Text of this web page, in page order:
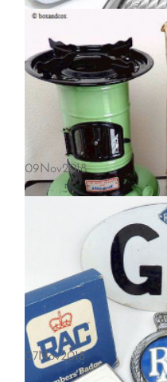
当時物のWIPAC／ワイパック リ
ガラスレンズデザインの
シカルなデザイン Brass Hood
キャンプでも人気の、英国
09 Nov2018
07Nov2018